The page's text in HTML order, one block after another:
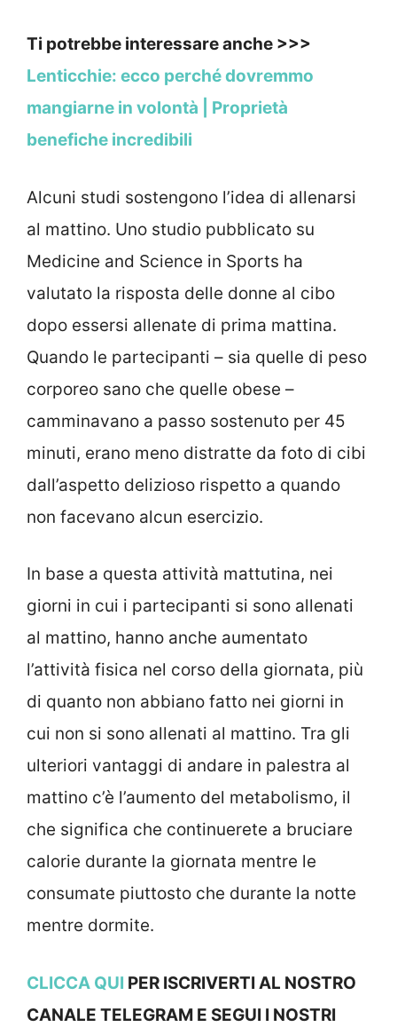
Ti potrebbe interessare anche >>>
Lenticchie: ecco perché dovremmo
mangiarne in volontà | Proprietà
benefiche incredibili
Alcuni studi sostengono l’idea di allenarsi
al mattino. Uno studio pubblicato su
Medicine and Science in Sports ha
valutato la risposta delle donne al cibo
dopo essersi allenate di prima mattina.
Quando le partecipanti – sia quelle di peso
corporeo sano che quelle obese –
camminavano a passo sostenuto per 45
minuti, erano meno distratte da foto di cibi
dall’aspetto delizioso rispetto a quando
non facevano alcun esercizio.
In base a questa attività mattutina, nei
giorni in cui i partecipanti si sono allenati
al mattino, hanno anche aumentato
l’attività fisica nel corso della giornata, più
di quanto non abbiano fatto nei giorni in
cui non si sono allenati al mattino. Tra gli
ulteriori vantaggi di andare in palestra al
mattino c’è l’aumento del metabolismo, il
che significa che continuerete a bruciare
calorie durante la giornata mentre le
consumate piuttosto che durante la notte
mentre dormite.
CLICCA QUI PER ISCRIVERTI AL NOSTRO
CANALE TELEGRAM E SEGUI I NOSTRI